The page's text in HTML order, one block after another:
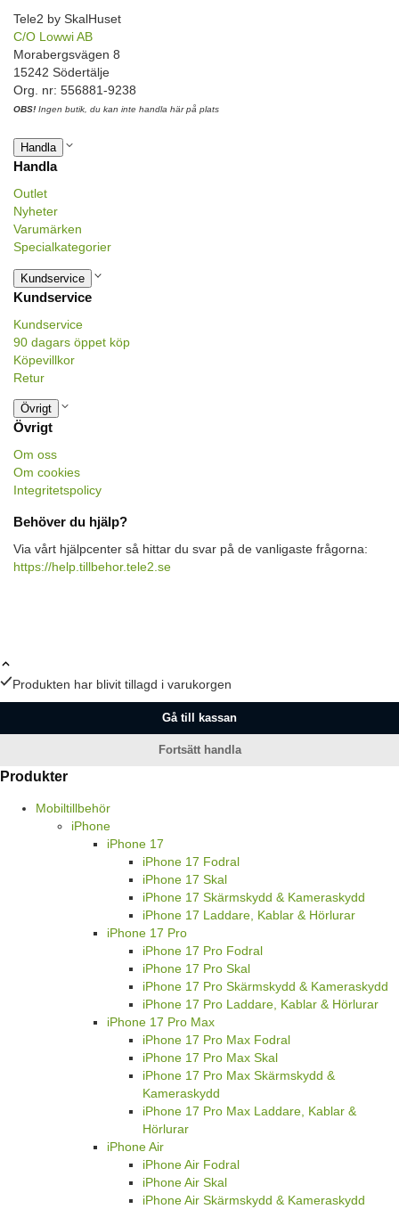
Tele2 by SkalHuset
C/O Lowwi AB
Morabergsvägen 8
15242 Södertälje
Org. nr: 556881-9238
OBS! Ingen butik, du kan inte handla här på plats
Handla
Handla
Outlet
Nyheter
Varumärken
Specialkategorier
Kundservice
Kundservice
Kundservice
90 dagars öppet köp
Köpevillkor
Retur
Övrigt
Övrigt
Om oss
Om cookies
Integritetspolicy
Behöver du hjälp?
Via vårt hjälpcenter så hittar du svar på de vanligaste frågorna:
https://help.tillbehor.tele2.se
Produkten har blivit tillagd i varukorgen
Gå till kassan
Fortsätt handla
Produkter
Mobiltillbehör
iPhone
iPhone 17
iPhone 17 Fodral
iPhone 17 Skal
iPhone 17 Skärmskydd & Kameraskydd
iPhone 17 Laddare, Kablar & Hörlurar
iPhone 17 Pro
iPhone 17 Pro Fodral
iPhone 17 Pro Skal
iPhone 17 Pro Skärmskydd & Kameraskydd
iPhone 17 Pro Laddare, Kablar & Hörlurar
iPhone 17 Pro Max
iPhone 17 Pro Max Fodral
iPhone 17 Pro Max Skal
iPhone 17 Pro Max Skärmskydd &
Kameraskydd
iPhone 17 Pro Max Laddare, Kablar &
Hörlurar
iPhone Air
iPhone Air Fodral
iPhone Air Skal
iPhone Air Skärmskydd & Kameraskydd